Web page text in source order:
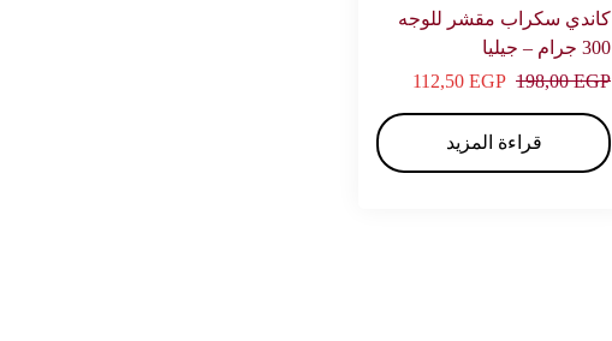
كاندي سكراب مقشر للوجه
300 جرام – جيليا
198,00EGP
112,50EGP
قراءة المزيد